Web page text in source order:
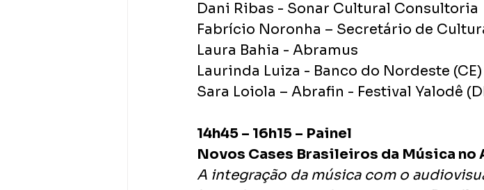
Dani Ribas - Sonar Cultural Consultoria
Fabrício Noronha – Secretário de
Laura Bahia - Abramus
Laurinda Luiza - Banco do Nordeste (CE)
Sara Loiola – Abrafin - Festival Yalodê
14h45 – 16h15 – Painel
Novos Cases Brasileiros da Música
A integração da música com o